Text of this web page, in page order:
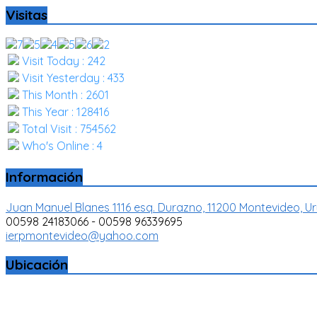
Visitas
Visit Today : 242
Visit Yesterday : 433
This Month : 2601
This Year : 128416
Total Visit : 754562
Who's Online : 4
Información
Juan Manuel Blanes 1116 esq. Durazno, 11200 Montevideo,
00598 24183066 - 00598 96339695
ierpmontevideo@yahoo.com
Ubicación